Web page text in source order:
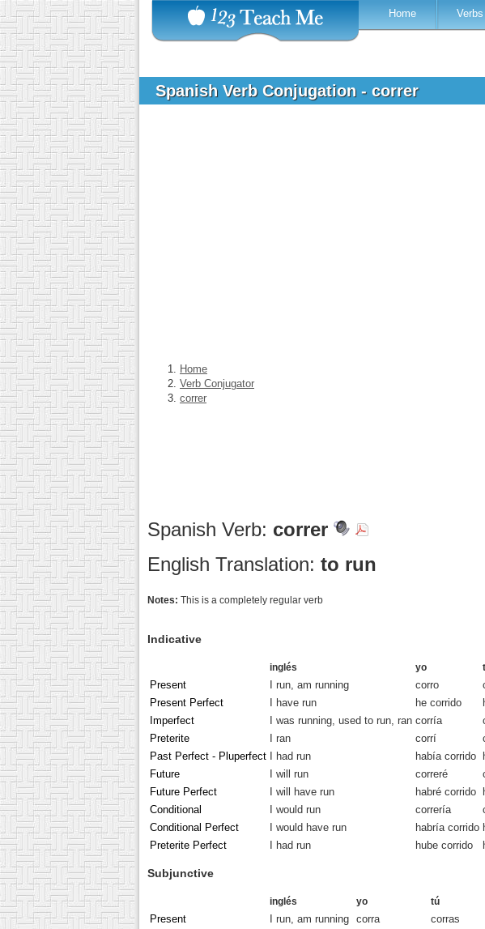
Home Verbs
Spanish Verb Conjugation - correr
Home
Verb Conjugator
correr
Spanish Verb: correr
English Translation: to run
Notes: This is a completely regular verb
Indicative
inglés yo
Present I run, am running corro
Present Perfect
I have run he corrido
Imperfect
I was running, used to run, ran corría
Preterite
I ran corrí
Past Perfect - Pluperfect
I had run había corrido
Future
I will run correré
Future Perfect
I will have run habré corrido
Conditional
I would run correría
Conditional Perfect
I would have run habría corrido
Preterite Perfect
I had run hube corrido
Subjunctive
inglés yo tú
Present I run, am running corra corras